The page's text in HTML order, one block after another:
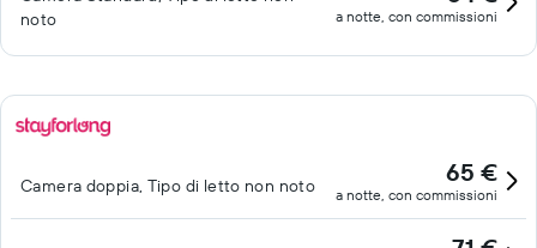
noto
a notte, con commissioni
Camera doppia, Tipo di letto non noto 65 €
a notte, con commissioni